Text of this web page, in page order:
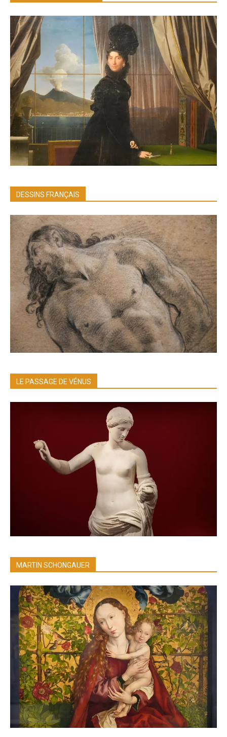
DESSINS FRANÇAIS
LE PASSAGE DE VÉNUS
MARTIN SCHONGAUER